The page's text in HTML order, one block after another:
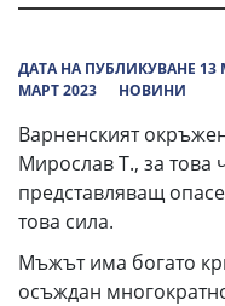
ДАТА НА ПУБЛИКУВАНЕ 13
МАРТ 2023
НОВИНИ
Варненският
Мирослав Т., за
представляващ
това сила.
Мъжът има богато
осъждан